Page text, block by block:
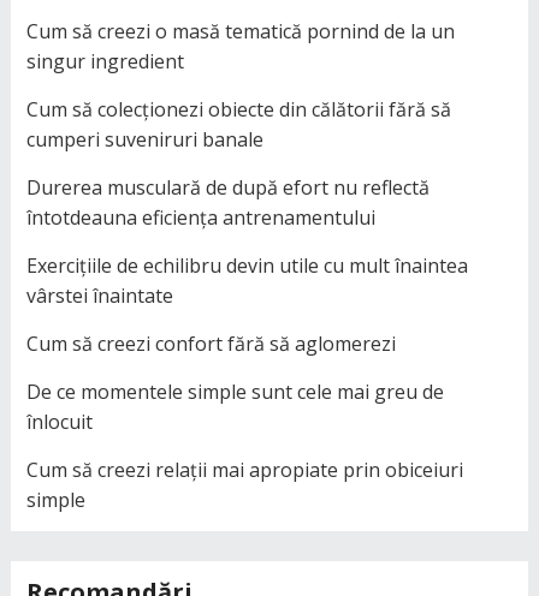
Cum să creezi o masă tematică pornind de la un
singur ingredient
Cum să colecționezi obiecte din călătorii fără să
cumperi suveniruri banale
Durerea musculară de după efort nu reflectă
întotdeauna eficiența antrenamentului
Exercițiile de echilibru devin utile cu mult înaintea
vârstei înaintate
Cum să creezi confort fără să aglomerezi
De ce momentele simple sunt cele mai greu de
înlocuit
Cum să creezi relații mai apropiate prin obiceiuri
simple